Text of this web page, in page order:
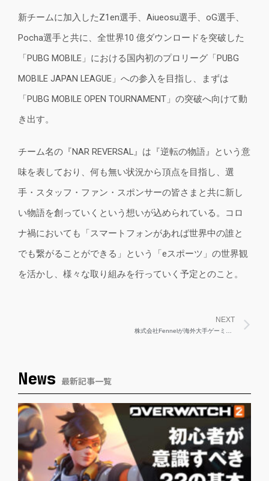
新チームに加入したZ1en選手、Aiueosu選手、oG選手、
Pocha選手と共に、全世界10 億ダウンロードを突破した
「PUBG MOBILE」における国内初のプロリーグ「PUBG
MOBILE JAPAN LEAGUE」への参入を目指し、まずは
「PUBG MOBILE OPEN TOURNAMENT」の突破へ向けて動
き出す。
チーム名の『NAR REVERSAL』は『逆転の物語』という意
味を表しており、何も無い状況から頂点を目指し、選
手・スタッフ・ファン・スポンサーの皆さまと共に新し
い物語を創っていくという想いが込められている。コロ
ナ禍においても「スマートフォンがあれば世界中の誰と
でも繋がることができる」という「eスポーツ」の世界観
を活かし、様々な取り組みを行っていく予定とのこと。
NEXT
News 最新記事一覧